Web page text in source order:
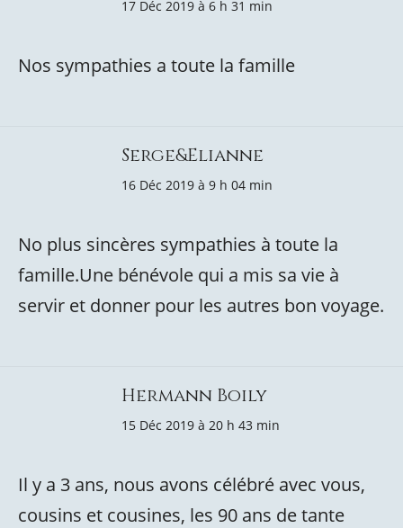
17 Déc 2019 à 6 h 31 min
Nos sympathies a toute la famille
Serge&Elianne
16 Déc 2019 à 9 h 04 min
No plus sincères sympathies à toute la
famille.Une bénévole qui a mis sa vie à
servir et donner pour les autres bon voyage.
Hermann Boily
15 Déc 2019 à 20 h 43 min
Il y a 3 ans, nous avons célébré avec vous,
cousins et cousines, les 90 ans de tante